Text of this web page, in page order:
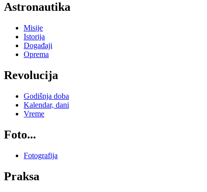
Astronautika
Misije
Istorija
Događaji
Oprema
Revolucija
Godišnja doba
Kalendar, dani
Vreme
Foto...
Fotografija
Praksa